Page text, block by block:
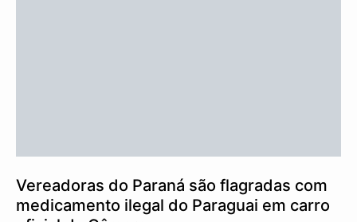
Vereadoras do Paraná são flagradas com
medicamento ilegal do Paraguai em carro